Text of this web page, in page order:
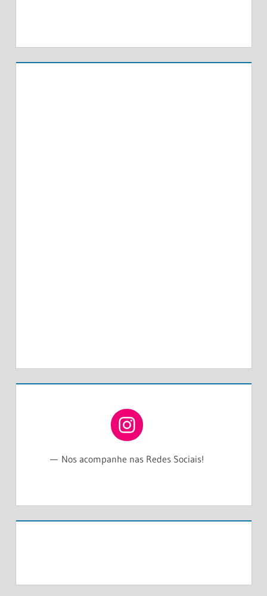
NOS ACOMPANHE NO INSTAGRAM
Nos acompanhe nas Redes Sociais!